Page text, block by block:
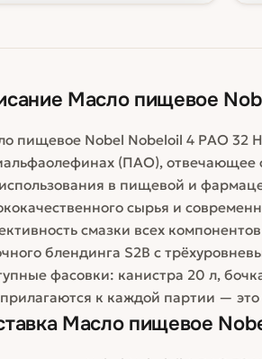
200 л 76 440 ₽
Масло пищевое
пищевое Nobel Nobeloil 4 PAO 32
(ПАО), отвечающее
в пищевой и
сырья и
смазки всех
блендинга S2B с
фасовки: канистра 20 л,
к каждой партии —
Масло пищевое